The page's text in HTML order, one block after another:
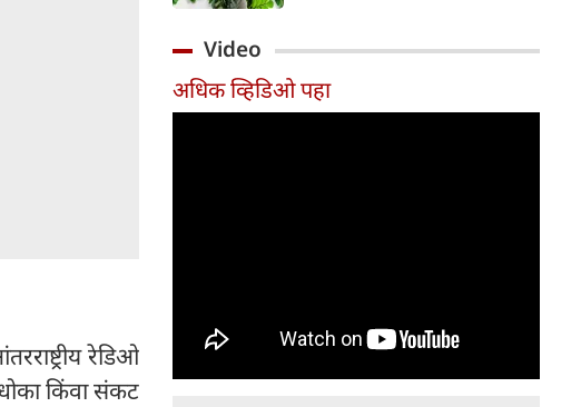
रेडिओ
किंवा संकट
दानधर्म आणि सात्विक जीवनशैलीचे
पालन करतात.
Video
अधिक व्हिडिओ पहा